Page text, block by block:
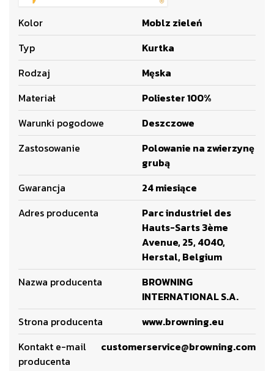
Kolor
Moblz zieleń
Typ
Kurtka
Rodzaj
Męska
Materiał
Poliester 100%
Warunki pogodowe
Deszczowe
Zastosowanie
Polowanie na zwierzynę
grubą
Gwarancja
24 miesiące
Adres producenta
Parc industriel des
Hauts-Sarts 3ème
Avenue, 25, 4040,
Herstal, Belgium
Nazwa producenta
BROWNING
INTERNATIONAL S.A.
Strona producenta
www.browning.eu
Kontakt e-mail
producenta
customerservice@browning.com